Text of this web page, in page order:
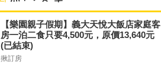
【樂園親子假期】義大天悅大飯店家庭客
房一泊二食只要4,500元，原價13,640元
(已結束)
揪訂房